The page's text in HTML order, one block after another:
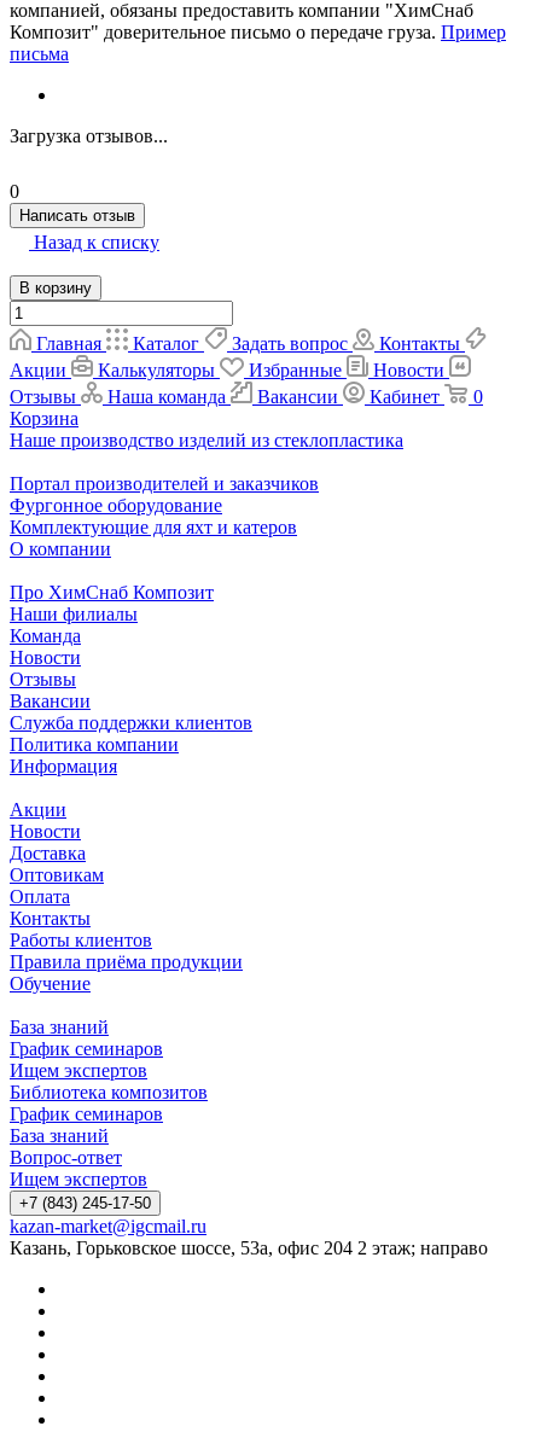
компанией, обязаны предоставить компании "ХимСнаб
Композит" доверительное письмо о передаче груза. Пример
письма
Загрузка отзывов...
0
Написать отзыв
Назад к списку
В корзину
Главная Каталог Задать вопрос
Контакты
Акции
Калькуляторы Избранные
Новости
Отзывы
Наша команда Вакансии Кабинет
0
Корзина
Наше производство изделий из стеклопластика
Портал производителей и заказчиков
Фургонное оборудование
Комплектующие для яхт и катеров
О компании
Про ХимСнаб Композит
Наши филиалы
Команда
Новости
Отзывы
Вакансии
Служба поддержки клиентов
Политика компании
Информация
Акции
Новости
Доставка
Оптовикам
Оплата
Контакты
Работы клиентов
Правила приёма продукции
Обучение
База знаний
График семинаров
Ищем экспертов
Библиотека композитов
График семинаров
База знаний
Вопрос-ответ
Ищем экспертов
+7 (843) 245-17-50
kazan-market@igcmail.ru
Казань, ​Горьковское шоссе, 53а, офис 204 2 этаж; направо